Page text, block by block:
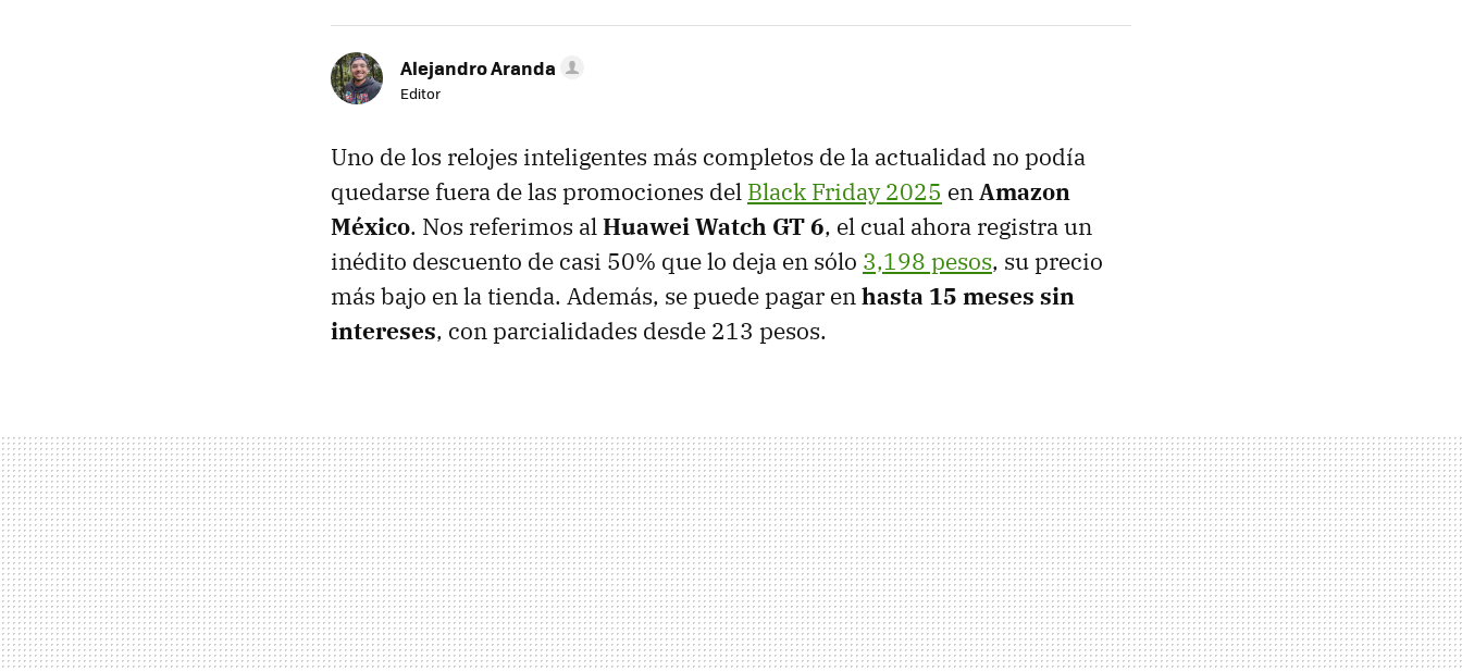
Alejandro Aranda
Editor
Uno de los relojes inteligentes más completos de la actualidad no podía
quedarse fuera de las promociones del Black Friday 2025 enAmazon
México. Nos referimos alHuawei Watch GT 6, el cual ahora registra un
inédito descuento de casi 50% que lo deja en sólo 3,198 pesos, su precio
más bajo en la tienda. Además, se puede pagar enhasta 15 meses sin
intereses, con parcialidades desde 213 pesos.